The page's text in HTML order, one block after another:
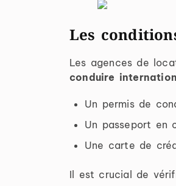
Les
Les agences de
conduire
Un permis de
Un passeport en
Une carte de
Il est crucial de